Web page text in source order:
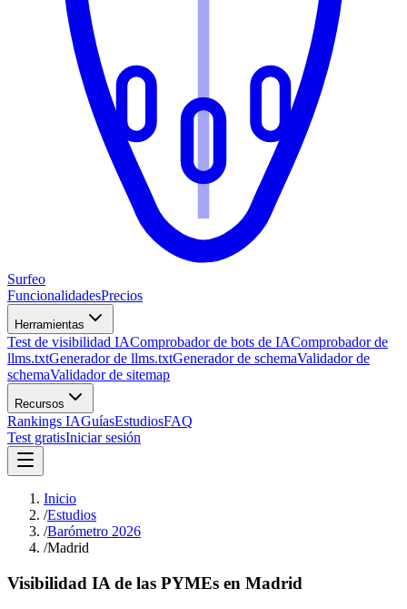
Surfeo
FuncionalidadesPrecios
Herramientas
Test de visibilidad IAComprobador de bots de IAComprobador de
llms.txtGenerador de llms.txtGenerador de schemaValidador de
schemaValidador de sitemap
Recursos
Rankings IAGuíasEstudiosFAQ
Test gratisIniciar sesión
Inicio
/Estudios
/Barómetro 2026
/Madrid
Visibilidad IA de las PYMEs en Madrid